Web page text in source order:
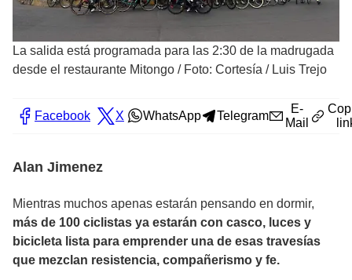
La salida está programada para las 2:30 de la madrugada
desde el restaurante Mitongo / Foto: Cortesía / Luis Trejo
Facebook X WhatsApp Telegram
E-
Mail
Alan Jimenez
Mientras muchos apenas estarán pensando en dormir,
más de 100 ciclistas ya estarán con casco, luces y
bicicleta lista para emprender una de esas travesías
que mezclan resistencia, compañerismo y fe.